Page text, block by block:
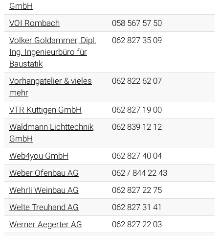
GmbH
VOI Rombach
058 567 57 50
Volker Goldammer, Dipl.
Ing. Ingenieurbüro für
Baustatik
062 827 35 09
Vorhangatelier & vieles
mehr
062 822 62 07
VTR Küttigen GmbH
062 827 19 00
Waldmann Lichttechnik
GmbH
062 839 12 12
Web4you GmbH
062 827 40 04
Weber Ofenbau AG
062 / 844 22 43
Wehrli Weinbau AG
062 827 22 75
Welte Treuhand AG
062 827 31 41
Werner Aegerter AG
062 827 22 03